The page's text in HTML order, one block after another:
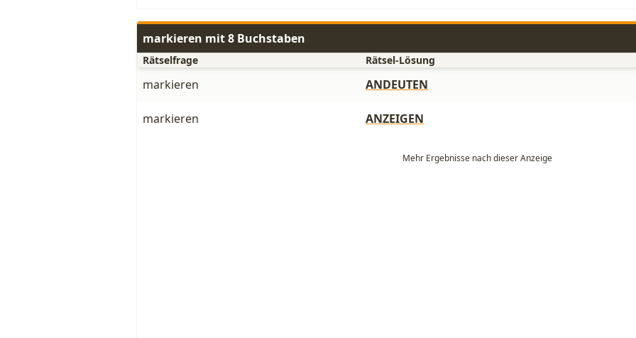
markieren mit 8 Buchstaben
Rätselfrage Rätsel-Lösung
markieren ANDEUTEN
markieren ANZEIGEN